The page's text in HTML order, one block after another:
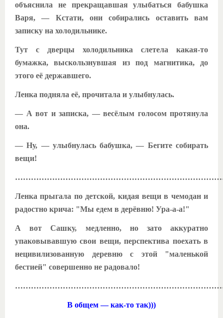
объяснила не прекращавшая улыбаться бабушка
Варя, — Кстати, они собирались оставить вам
записку на холодильнике.
Тут с дверцы холодильника слетела какая-то
бумажка, выскользнувшая из под магнитика, до
этого её державшего.
Ленка подняла её, прочитала и улыбнулась.
— А вот и записка, — весёлым голосом протянула
она.
— Ну, — улыбнулась бабушка, — Бегите собирать
вещи!
Ленка прыгала по детской, кидая вещи в чемодан и
радостно крича: "Мы едем в дерёвню! Ура-а-а!"
А вот Сашку, медленно, но зато аккуратно
упаковывавшую свои вещи, перспектива поехать в
нецивилизованную деревню с этой "маленькой
бестией" совершенно не радовало!
В общем — как-то так)))